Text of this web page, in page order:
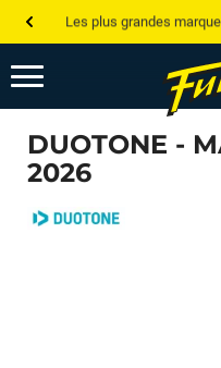
Les plus grandes
Jusqu’à -75% de
💰 Meilleur prix garanti —
Besoin de conseils de
DUOTONE -
2026